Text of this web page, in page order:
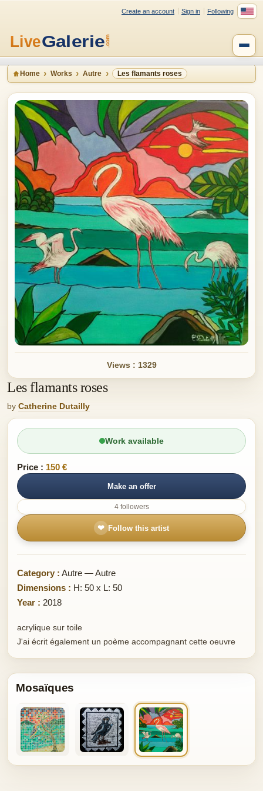
Create an account Sign in Following
Home Works Autre Les flamants roses
Views : 1329
Les flamants roses
by Catherine Dutailly
Work available
Price : 150 €
Make an offer
4 followers
❤ Follow this artist
Category : Autre — Autre
Dimensions : H: 50 x L: 50
Year : 2018
acrylique sur toile
J'ai écrit également un poème accompagnant cette oeuvre
Mosaïques